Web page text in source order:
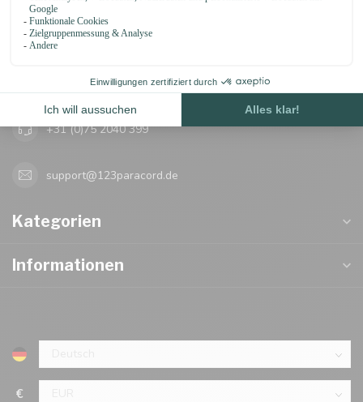
123Paracord
let's go knots!
1911 JB Uitgeest
+31 (0)75 2040 399
support@123paracord.de
Kategorien
Informationen
€